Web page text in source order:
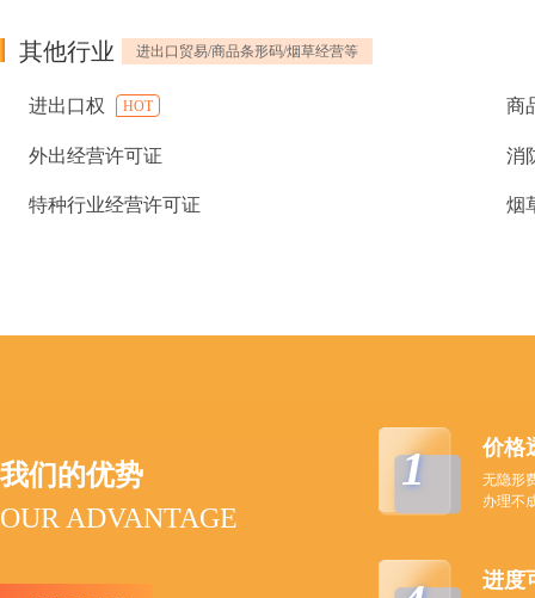
其他行业 进出口贸易/商品条形码/烟草经营等
进出口权 HOT 商
外出经营许可证 消
特种行业经营许可证 烟
我们的优势
OUR ADVANTAGE
1 价格
无隐形
办理不
进度